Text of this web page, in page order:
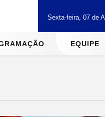
Sexta-feira, 07 de
EQUIPE